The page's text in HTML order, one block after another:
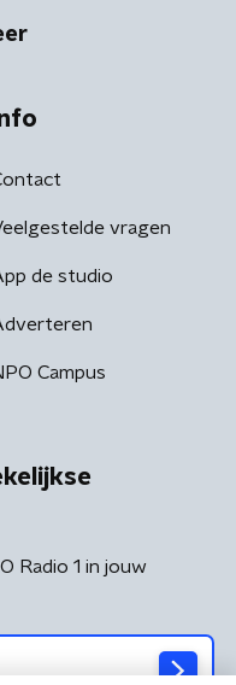
vragen
de studio
Campus
Radio 1 in jouw